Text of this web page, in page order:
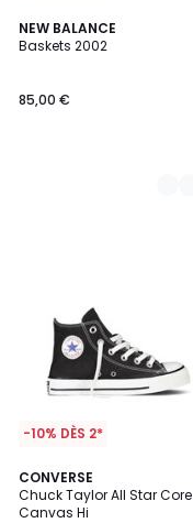
NEW BALANCE
Baskets 2002
85,00 €
2
Couleurs
-10% DÈS 2*
CONVERSE
Chuck Taylor All Star Core
Canvas Hi
4,8
/ 5